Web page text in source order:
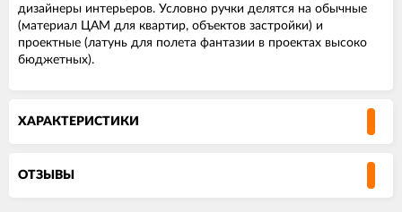
дизайнеры интерьеров. Условно ручки делятся на обычные
(материал ЦАМ для квартир, объектов застройки) и
проектные (латунь для полета фантазии в проектах высоко
бюджетных).
ХАРАКТЕРИСТИКИ
ОТЗЫВЫ